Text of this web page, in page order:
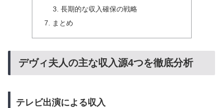
長期的な収入確保の戦略
まとめ
デヴィ夫人の主な収入源4つを徹底分析
テレビ出演による収入